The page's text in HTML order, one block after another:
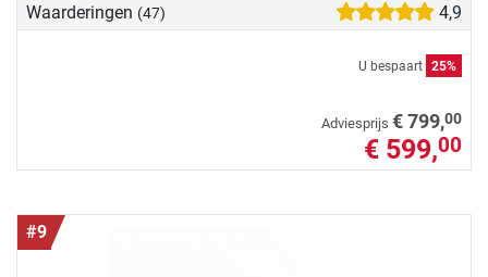
Waarderingen (47) 4,9
U bespaart 25%
Adviesprijs € 799,00
€ 599,00
#9